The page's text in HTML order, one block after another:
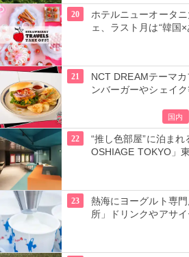
20
ホテルニューオータ
ェ、ラスト月は“韓国
21
NCT DREAMテーマ
ンバーガーやシェイ
国内
22
“推し色部屋”に泊ま
OSHIAGE TOKYO」
23
熱海にヨーグルト専
所」ドリンクやアサ